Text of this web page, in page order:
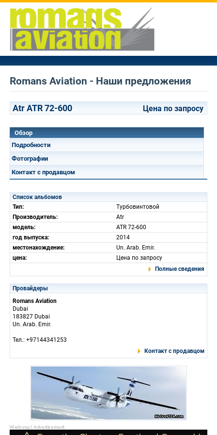
Romans Aviation - Наши предложения
Atr ATR 72-600 Цена по запросу
Обзор
Подробности
Фотографии
Контакт с продавцом
Список альбомов
Тип:
Турбовинтовой
Производитель:
Atr
модель:
ATR 72-600
год выпуска:
2014
местонахождение:
Un. Arab. Emir.
цена:
Цена по запросу
Полные сведения
Провайдеры
Romans Aviation
Dubai
183827 Dubai
Un. Arab. Emir.
Тел.: +97144341253
Контакт с продавцом